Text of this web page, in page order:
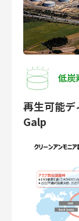
低炭
再生可能
Galp